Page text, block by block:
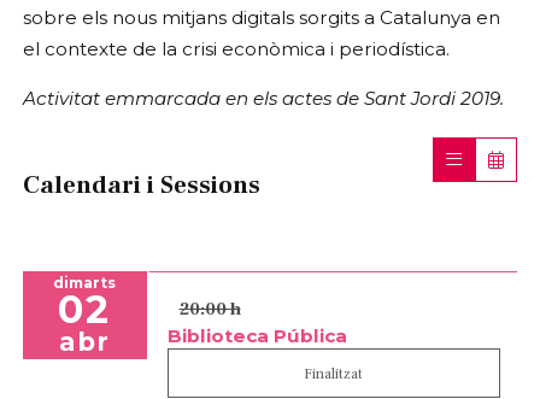
sobre els nous mitjans digitals sorgits a Catalunya en
el contexte de la crisi econòmica i periodística.
Activitat emmarcada en els actes de Sant Jordi 2019.
Calendari i Sessions
dimarts
02
abr
20:00 h
Biblioteca Pública
Finalitzat